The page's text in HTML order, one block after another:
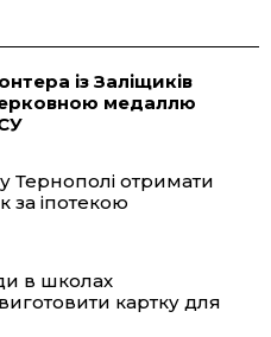
t
A
із Заліщиків
медаллю
Тернополі отримати
іпотекою
в школах
картку для